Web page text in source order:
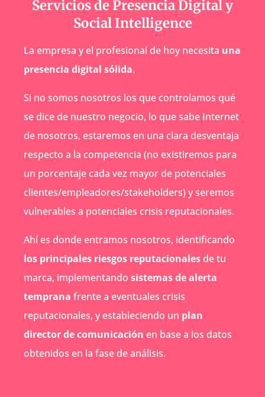
Servicios de Presencia Digital y
Social Intelligence
La empresa y el profesional de hoy necesita una
presencia digital sólida.
Si no somos nosotros los que controlamos qué
se dice de nuestro negocio, lo que sabe Internet
de nosotros, estaremos en una clara desventaja
respecto a la competencia (no existiremos para
un porcentaje cada vez mayor de potenciales
clientes/empleadores/stakeholders) y seremos
vulnerables a potenciales crisis reputacionales.
Ahí es donde entramos nosotros, identificando
los principales riesgos reputacionales de tu
marca, implementando sistemas de alerta
temprana frente a eventuales crisis
reputacionales, y estableciendo un plan
director de comunicación en base a los datos
obtenidos en la fase de análisis.